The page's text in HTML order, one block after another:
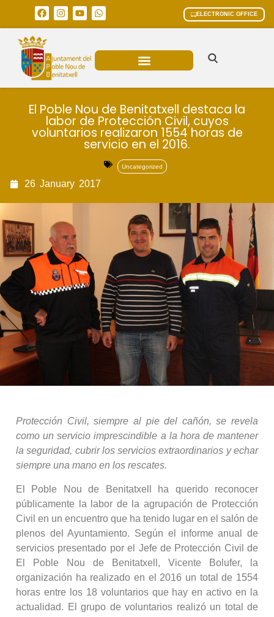
ELECTRONIC OFFICE
El Poble Nou de Benitatxell destaca la
labor de Protección Civil, cuyos
voluntarios realizaron 1554 horas de
servicio en el 2016.
Uncategorized
26 January 2017
Protección Civil, siempre al pie del cañón, se revela
como un servicio imprescindible a la hora de mantener
la seguridad, cubrir los servicios extraordinarios y echar
siempre una mano en los rescates.
El Poble Nou de Benitatxell ha querido reconocer
públicamente la labor de la agrupación de Protección
Civil en un encuentro que ha tenido lugar en el salón de
plenos del Ayuntamiento. Según el informe anual de
servicios presentado por el Jefe de Protección Civil de
El Poble Nou de Benitatxell, Vicente Bolufer, la
organización ha realizado en el 2016 un total de 1554
horas entre los 18 voluntarios que hay en activo en la
actualidad. El grupo de voluntarios realizó un total de